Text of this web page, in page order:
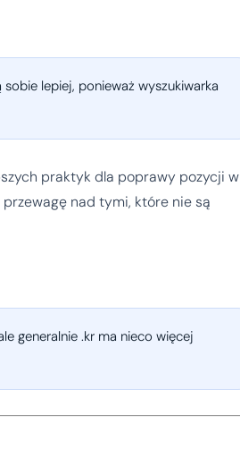
lepiej, ponieważ wyszukiwarka
praktyk dla poprawy pozycji w
nad tymi, które nie są
generalnie .kr ma nieco więcej